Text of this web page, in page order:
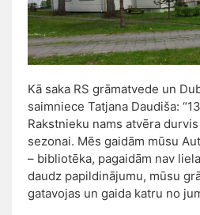
Kā saka RS grāmatvede un
saimniece Tatjana Daudiša:
Rakstnieku nams atvēra
sezonai. Mēs gaidām mūsu
– bibliotēka, pagaidām nav
daudz papildinājumu, mūsu
gatavojas un gaida katru no